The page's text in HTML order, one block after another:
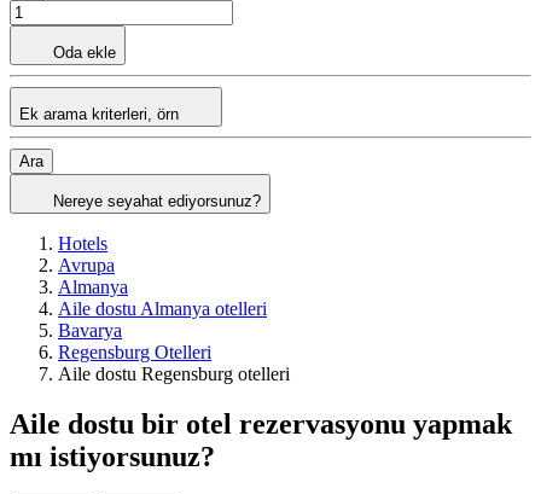
Oda ekle
Ek arama kriterleri, örn
Ara
Nereye seyahat ediyorsunuz?
Hotels
Avrupa
Almanya
Aile dostu Almanya otelleri
Bavarya
Regensburg Otelleri
Aile dostu Regensburg otelleri
Aile dostu bir otel rezervasyonu yapmak
mı istiyorsunuz?